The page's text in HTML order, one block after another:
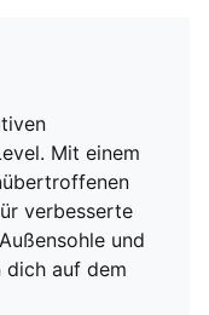
Mit einem
verbesserte
und
dich auf dem